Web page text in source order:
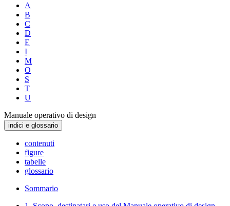
A
B
C
D
E
I
M
O
S
T
U
Manuale operativo di design
indici e glossario
contenuti
figure
tabelle
glossario
Sommario